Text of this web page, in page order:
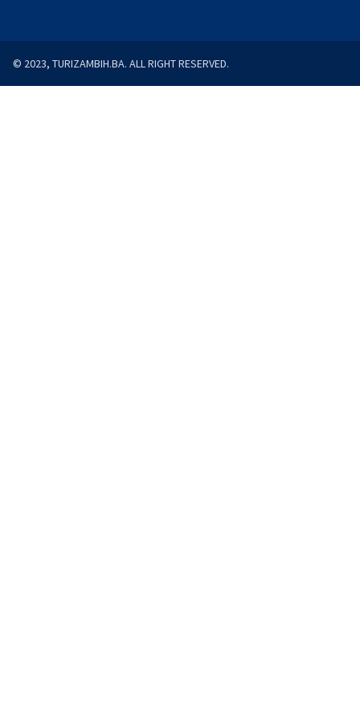
© 2023, TURIZAMBIH.BA. ALL RIGHT RESERVED.